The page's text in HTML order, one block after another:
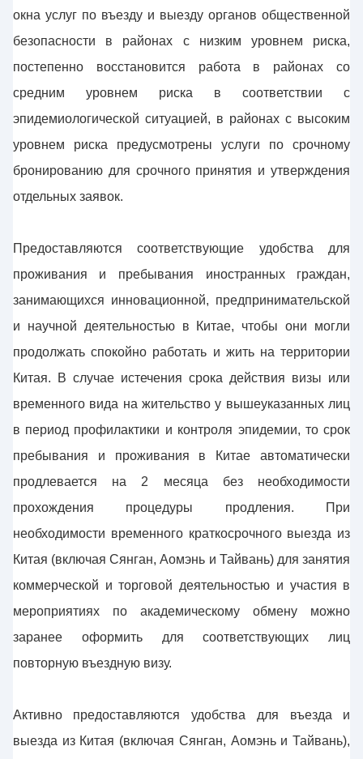
окна услуг по въезду и выезду органов общественной
безопасности в районах с низким уровнем риска,
постепенно восстановится работа в районах со
средним уровнем риска в соответствии с
эпидемиологической ситуацией, в районах с высоким
уровнем риска предусмотрены услуги по срочному
бронированию для срочного принятия и утверждения
отдельных заявок.
Предоставляются соответствующие удобства для
проживания и пребывания иностранных граждан,
занимающихся инновационной, предпринимательской
и научной деятельностью в Китае, чтобы они могли
продолжать спокойно работать и жить на территории
Китая. В случае истечения срока действия визы или
временного вида на жительство у вышеуказанных лиц
в период профилактики и контроля эпидемии, то срок
пребывания и проживания в Китае автоматически
продлевается на 2 месяца без необходимости
прохождения процедуры продления. При
необходимости временного краткосрочного выезда из
Китая (включая Сянган, Аомэнь и Тайвань) для занятия
коммерческой и торговой деятельностью и участия в
мероприятиях по академическому обмену можно
заранее оформить для соответствующих лиц
повторную въездную визу.
Активно предоставляются удобства для въезда и
выезда из Китая (включая Сянган, Аомэнь и Тайвань),